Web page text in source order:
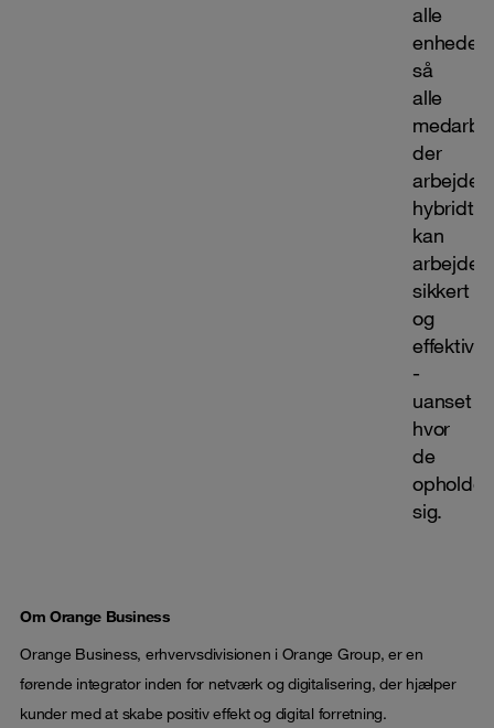
alle
enheder,
så
alle
der
arbejder
hybridt,
kan
arbejde
sikkert
og
effektivt
-
uanset
hvor
de
opholder
sig.
Om Orange Business
Orange Business, erhvervsdivisionen i Orange Group, er en
førende integrator inden for netværk og digitalisering, der hjælper
kunder med at skabe positiv effekt og digital forretning.